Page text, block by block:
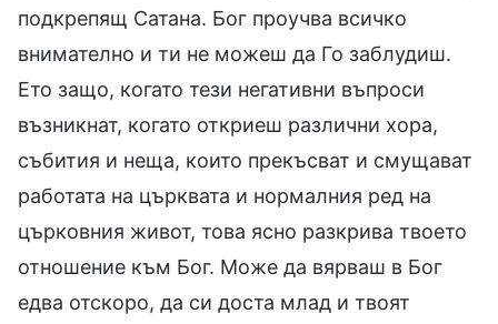
подкрепящ Сатана. Бог проучва всичко
внимателно и ти не можеш да Го заблудиш.
Ето защо, когато тези негативни въпроси
възникнат, когато откриеш различни хора,
събития и неща, които прекъсват и смущават
работата на църквата и нормалния ред на
църковния живот, това ясно разкрива твоето
отношение към Бог. Може да вярваш в Бог
едва отскоро, да си доста млад и твоят